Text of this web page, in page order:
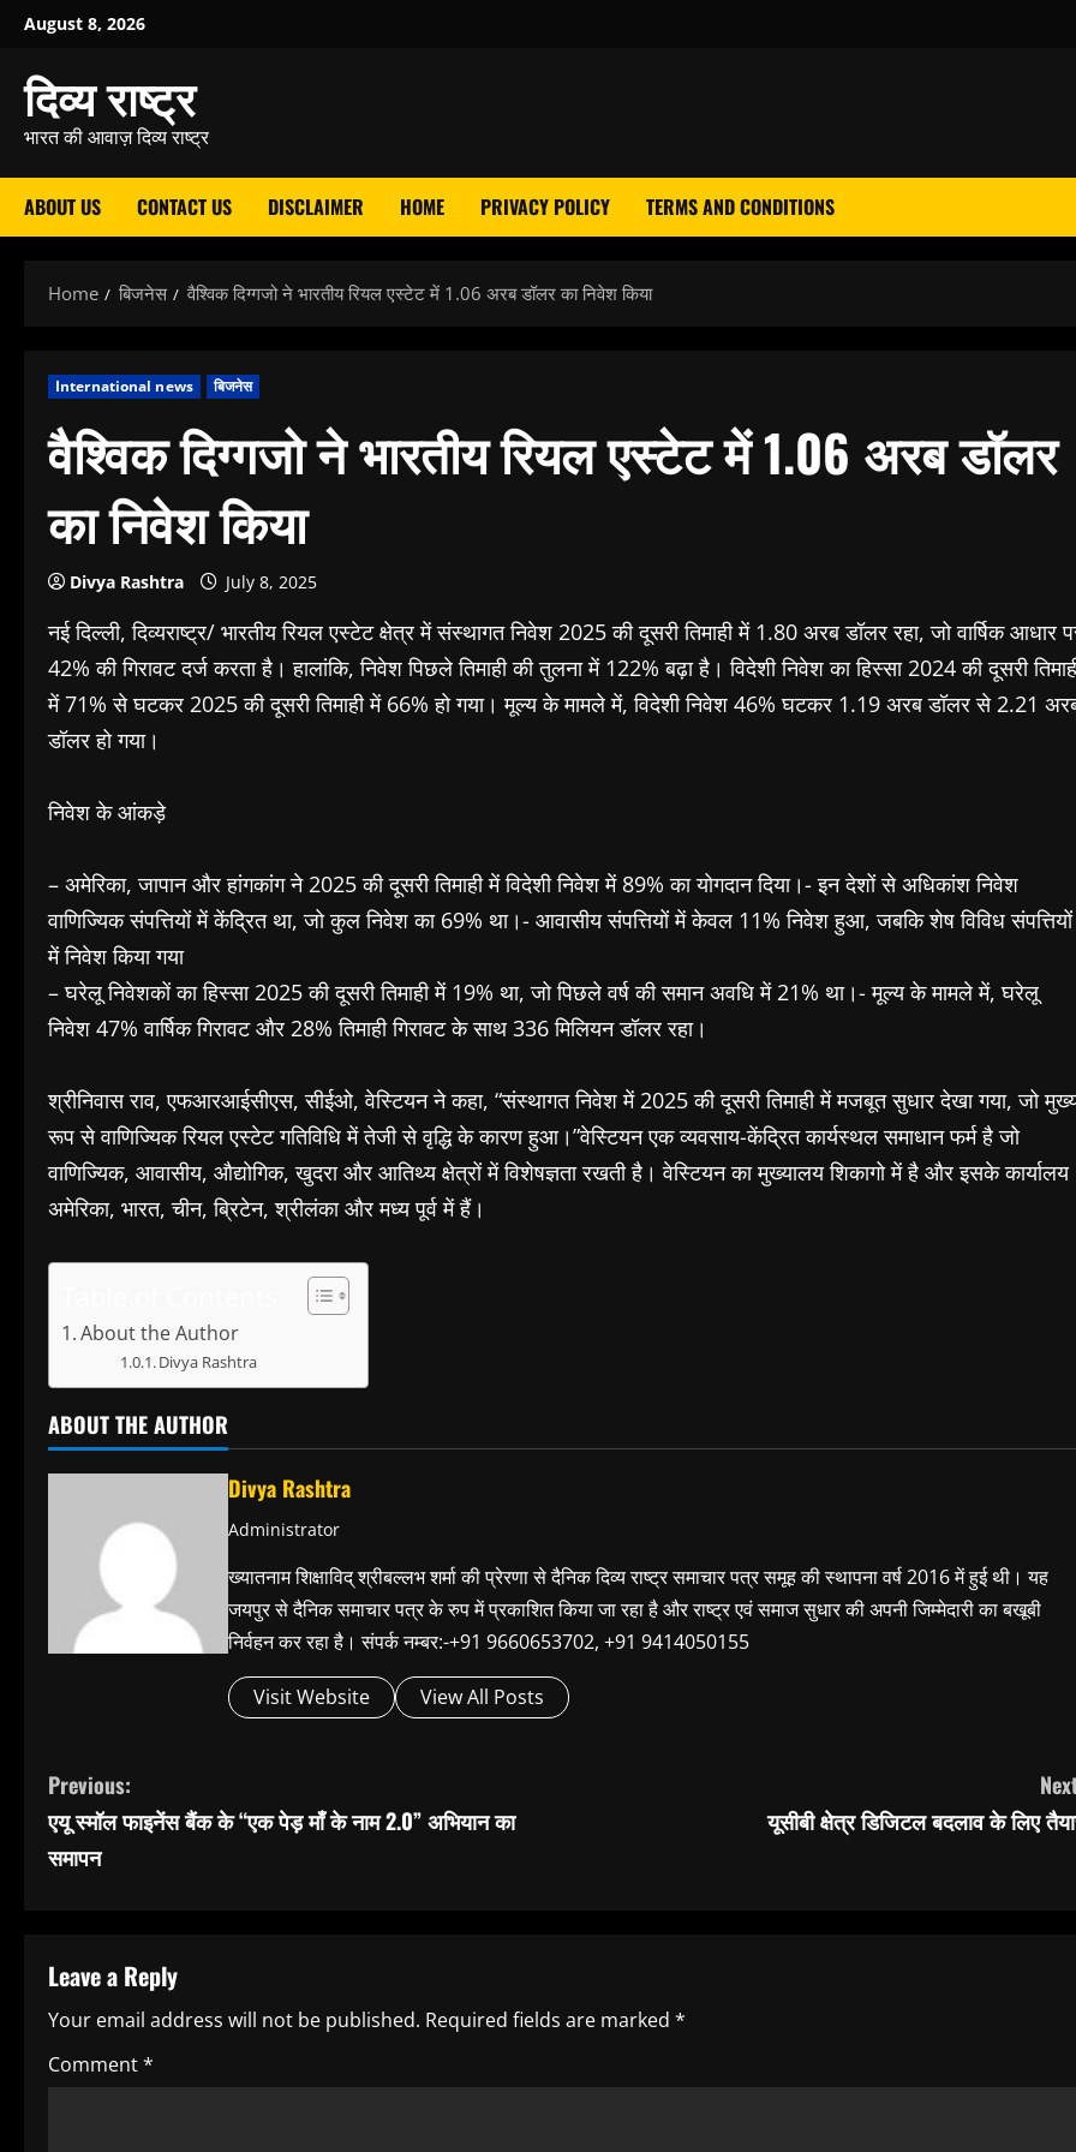
Skip
content
August 8, 2026
दिव्य राष्ट्र
भारत की आवाज़ दिव्य राष्ट्र
ABOUT US CONTACT US DISCLAIMER HOME PRIVACY POLICY TERMS AND CONDITIONS
Home बिजनेस वैश्विक दिग्गजो ने भारतीय रियल एस्टेट में 1.06 अरब डॉलर का निवेश किया
International news बिजनेस
वैश्विक दिग्गजो ने भारतीय रियल एस्टेट में 1.06 अरब डॉलर
का निवेश किया
Divya Rashtra July 8, 2025
नई दिल्ली, दिव्यराष्ट्र/ भारतीय रियल एस्टेट क्षेत्र में संस्थागत निवेश 2025 की दूसरी तिमाही में 1.80 अरब डॉलर रहा, जो वार्षिक आधार
42% की गिरावट दर्ज करता है। हालांकि, निवेश पिछले तिमाही की तुलना में 122% बढ़ा है। विदेशी निवेश का हिस्सा 2024 की दूसरी
में 71% से घटकर 2025 की दूसरी तिमाही में 66% हो गया। मूल्य के मामले में, विदेशी निवेश 46% घटकर 1.19 अरब डॉलर से 2.21
डॉलर हो गया।
निवेश के आंकड़े
– अमेरिका, जापान और हांगकांग ने 2025 की दूसरी तिमाही में विदेशी निवेश में 89% का योगदान दिया।- इन देशों से अधिकांश निवेश
वाणिज्यिक संपत्तियों में केंद्रित था, जो कुल निवेश का 69% था।- आवासीय संपत्तियों में केवल 11% निवेश हुआ, जबकि शेष विविध संपत्तियों
में निवेश किया गया
– घरेलू निवेशकों का हिस्सा 2025 की दूसरी तिमाही में 19% था, जो पिछले वर्ष की समान अवधि में 21% था।- मूल्य के मामले में, घरेलू
निवेश 47% वार्षिक गिरावट और 28% तिमाही गिरावट के साथ 336 मिलियन डॉलर रहा।
श्रीनिवास राव, एफआरआईसीएस, सीईओ, वेस्टियन ने कहा, “संस्थागत निवेश में 2025 की दूसरी तिमाही में मजबूत सुधार देखा गया, जो
रूप से वाणिज्यिक रियल एस्टेट गतिविधि में तेजी से वृद्धि के कारण हुआ।”वेस्टियन एक व्यवसाय-केंद्रित कार्यस्थल समाधान फर्म है जो
वाणिज्यिक, आवासीय, औद्योगिक, खुदरा और आतिथ्य क्षेत्रों में विशेषज्ञता रखती है। वेस्टियन का मुख्यालय शिकागो में है और इसके कार्यालय
अमेरिका, भारत, चीन, ब्रिटेन, श्रीलंका और मध्य पूर्व में हैं।
About the Author
Divya Rashtra
ABOUT THE AUTHOR
Divya Rashtra
Administrator
ख्यातनाम शिक्षाविद् श्रीबल्लभ शर्मा की प्रेरणा से दैनिक दिव्य राष्ट्र समाचार पत्र समूह की स्थापना वर्ष 2016 में हुई थी। यह
जयपुर से दैनिक समाचार पत्र के रुप में प्रकाशित किया जा रहा है और राष्ट्र एवं समाज सुधार की अपनी जिम्मेदारी का बखूबी
निर्वहन कर रहा है। संपर्क नम्बर:-+91 9660653702, +91 9414050155
Visit Website View All Posts
C
o
i
n
u
Previous:
एयू स्मॉल फाइनेंस बैंक के “एक पेड़ माँ के नाम 2.0” अभियान का
समापन
यूसीबी क्षेत्र डिजिटल बदलाव के लिए
Leave a Reply
Your email address will not be published. Required fields are marked *
Comment*